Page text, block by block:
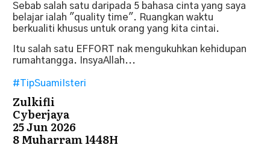
Sebab salah satu daripada 5 bahasa cinta yang saya
belajar ialah "quality time". Ruangkan waktu
berkualiti khusus untuk orang yang kita cintai.
Itu salah satu EFFORT nak mengukuhkan kehidupan
rumahtangga. InsyaAllah...
#TipSuamiIsteri
Zulkifli
Cyberjaya
25 Jun 2026
8 Muharram 1448H